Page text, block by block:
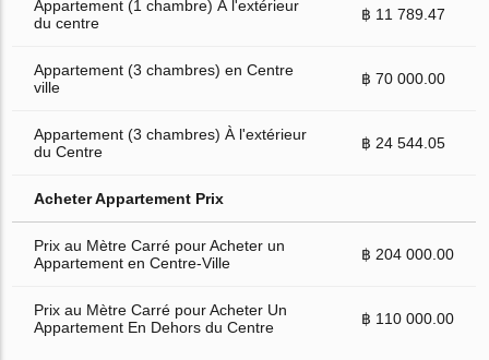
Appartement (1 chambre) À l'extérieur
du centre
฿ 11 789.47
Appartement (3 chambres) en Centre
ville
฿ 70 000.00
Appartement (3 chambres) À l'extérieur
du Centre
฿ 24 544.05
Acheter Appartement Prix
Prix au Mètre Carré pour Acheter un
Appartement en Centre-Ville
฿ 204 000.00
Prix au Mètre Carré pour Acheter Un
Appartement En Dehors du Centre
฿ 110 000.00